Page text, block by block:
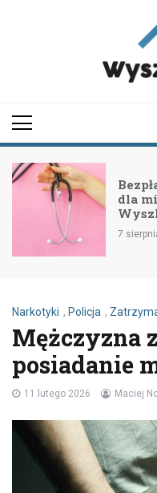
dla
7
Narkotyki , Policja ,
Mężczyzna
posiadanie
11 lutego 2026 Maciej